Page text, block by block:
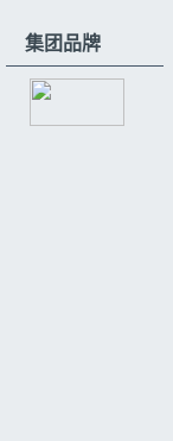
集团品牌